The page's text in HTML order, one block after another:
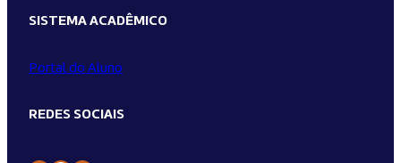
SISTEMA ACADÊMICO
Portal do Aluno
REDES SOCIAIS